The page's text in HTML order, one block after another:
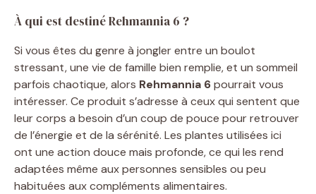
À qui est destiné Rehmannia 6 ?
Si vous êtes du genre à jongler entre un boulot
stressant, une vie de famille bien remplie, et un sommeil
parfois chaotique, alors Rehmannia 6pourrait vous
intéresser. Ce produit s’adresse à ceux qui sentent que
leur corps a besoin d’un coup de pouce pour retrouver
de l’énergie et de la sérénité. Les plantes utilisées ici
ont une action douce mais profonde, ce qui les rend
adaptées même aux personnes sensibles ou peu
habituées aux compléments alimentaires.